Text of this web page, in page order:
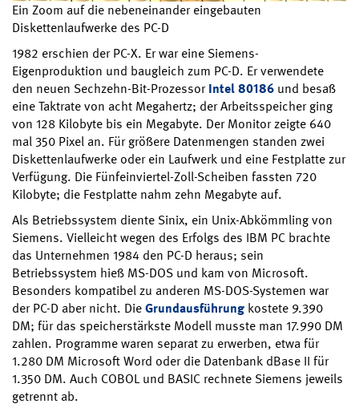
Ein Zoom auf die nebeneinander eingebauten
Diskettenlaufwerke des PC-D
1982 erschien der PC-X. Er war eine Siemens-
Eigenproduktion und baugleich zum PC-D. Er verwendete
den neuen Sechzehn-Bit-ProzessorIntel 80186 und besaß
eine Taktrate von acht Megahertz; der Arbeitsspeicher ging
von 128 Kilobyte bis ein Megabyte. Der Monitor zeigte 640
mal 350 Pixel an. Für größere Datenmengen standen zwei
Diskettenlaufwerke oder ein Laufwerk und eine Festplatte zur
Verfügung. Die Fünfeinviertel-Zoll-Scheiben fassten 720
Kilobyte; die Festplatte nahm zehn Megabyte auf.
Als Betriebssystem diente Sinix, ein Unix-Abkömmling von
Siemens. Vielleicht wegen des Erfolgs des IBM PC brachte
das Unternehmen 1984 den PC-D heraus; sein
Betriebssystem hieß MS-DOS und kam von Microsoft.
Besonders kompatibel zu anderen MS-DOS-Systemen war
der PC-D aber nicht. DieGrundausführungkostete 9.390
DM; für das speicherstärkste Modell musste man 17.990 DM
zahlen. Programme waren separat zu erwerben, etwa für
1.280 DM Microsoft Word oder die Datenbank dBase II für
1.350 DM. Auch COBOL und BASIC rechnete Siemens jeweils
getrennt ab.